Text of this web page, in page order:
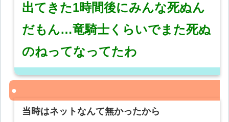
出てきた1時間後にみんな死ぬん
だもん…竜騎士くらいでまた死ぬ
のねってなってたわ
当時はネットなんて無かったから